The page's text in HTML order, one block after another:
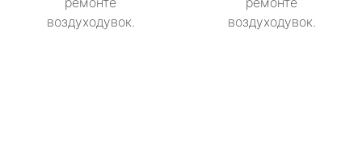
воздуходувок.
воздуходувок.